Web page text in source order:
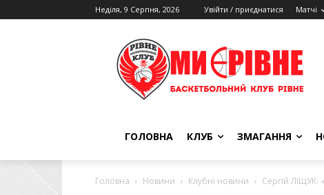
Неділя, 9 Серпня, 2026 Увійти / приєднатися Матчі
ГОЛОВНА КЛУБ ЗМАГАННЯ
Головна Новини Клубні новини Сергій ЛІЩУК: